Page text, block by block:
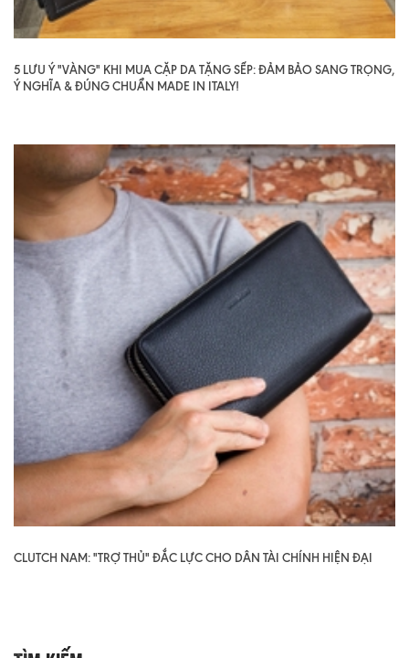
5 LƯU Ý "VÀNG" KHI MUA CẶP DA TẶNG SẾP: ĐẢM BẢO SANG TRỌNG,
Ý NGHĨA & ĐÚNG CHUẨN MADE IN ITALY!
CLUTCH NAM: "TRỢ THỦ" ĐẮC LỰC CHO DÂN TÀI CHÍNH HIỆN ĐẠI